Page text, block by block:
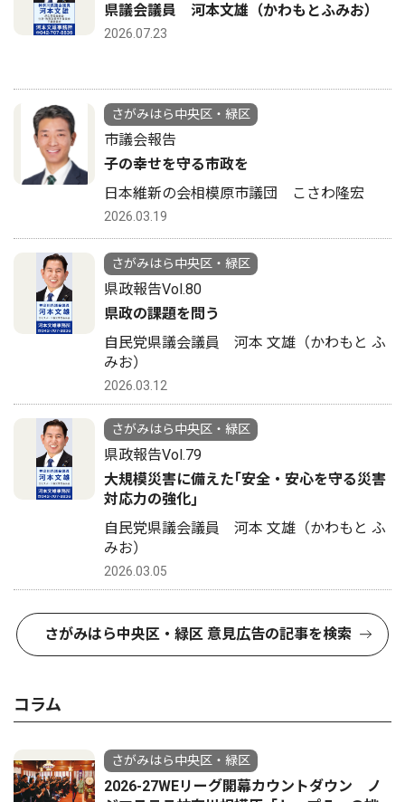
県議会議員 河本文雄（かわもとふみお）
2026.07.23
さがみはら中央区・緑区
市議会報告
子の幸せを守る市政を
日本維新の会相模原市議団 こさわ隆宏
2026.03.19
さがみはら中央区・緑区
県政報告Vol.80
県政の課題を問う
自民党県議会議員 河本 文雄（かわもと ふ
みお）
2026.03.12
さがみはら中央区・緑区
県政報告Vol.79
大規模災害に備えた｢安全・安心を守る災害
対応力の強化｣
自民党県議会議員 河本 文雄（かわもと ふ
みお）
2026.03.05
さがみはら中央区・緑区 意見広告の記事を検索
コラム
さがみはら中央区・緑区
2026-27WEリーグ開幕カウントダウン ノ